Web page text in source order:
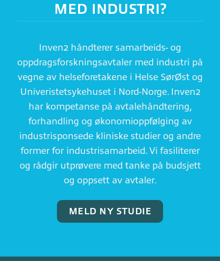
MED INDUSTRI?
Inven2 håndterer samarbeids- og
oppdragsforskningsavtaler med industri på
vegne av helseforetakene i Helse SørØst og
Univeristetsykehuset i Nord-Norge. Inven2
har kompetanse på avtalehåndtering,
forhandling og økonomioppfølging av
industrisponsede kliniske studier og andre
former for industrisamarbeid. Vi fasiliterer
og rådgir utprøvere med tanke på budsjett
og oppsett av avtaler.
MELD NY STUDIE